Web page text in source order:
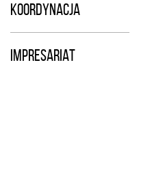
KOORDYNACJA
IMPRESARIAT